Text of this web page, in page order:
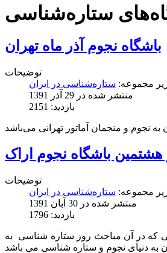
ستاره‌شناسی
باشگاه نجوم آذر ماه تهران
توضیحات
مجموعه: ستاره‌شناسی در ایران
منتشر شده در 29 آذر 1391
بازدید: 2151
باشگاه نجوم اراک
توضیحات
مجموعه: ستاره‌شناسی در ایران
منتشر شده در 30 آبان 1391
بازدید: 1796
گردد. این گردهمایی که در آن مباحث روز ستاره شناسی به